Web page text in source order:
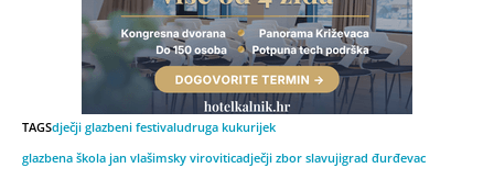
TAGSdječji glazbeni festivaludruga kukurijek
glazbena škola jan vlašimsky viroviticadječji zbor slavujigrad đurđevac